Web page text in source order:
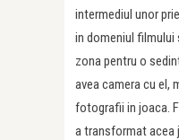
intermediul unor
in domeniul filmului
zona pentru o
avea camera cu el,
fotografii in joaca.
a transformat acea